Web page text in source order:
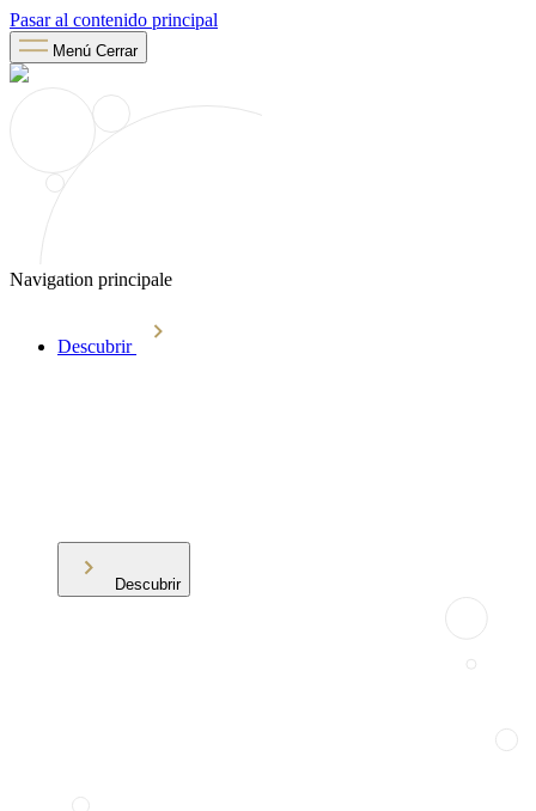
Pasar al contenido principal
Menú Cerrar
Navigation principale
Descubrir
Descubrir